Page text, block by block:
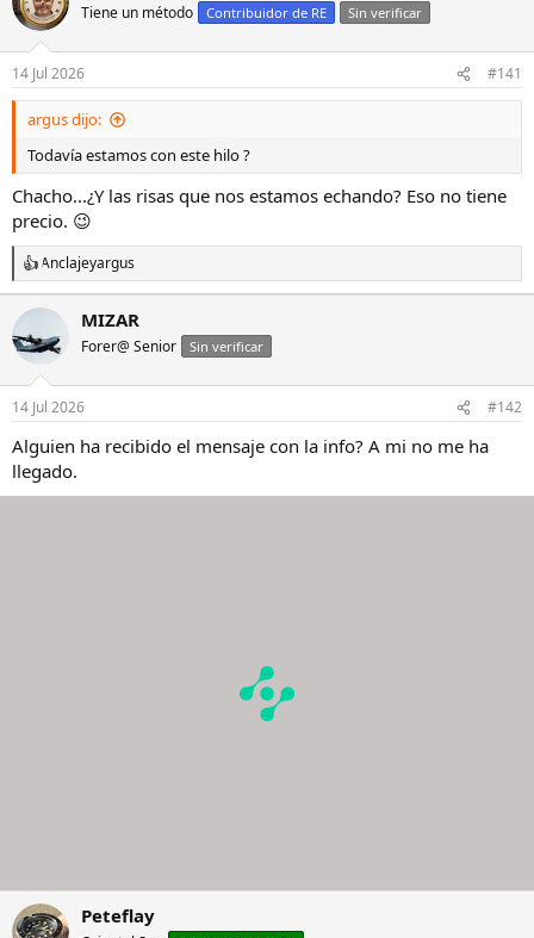
Tiene un método Contribuidor de RE Sin verificar
14 Jul 2026 #141
argus dijo:
Todavía estamos con este hilo ?
Chacho...¿Y las risas que nos estamos echando? Eso no tiene
precio. 😉
R
e
a
c
i
o
n
e
s
Anclajeyargus
MIZAR
Forer@ Senior Sin verificar
14 Jul 2026 #142
Alguien ha recibido el mensaje con la info? A mi no me ha
llegado.
Peteflay